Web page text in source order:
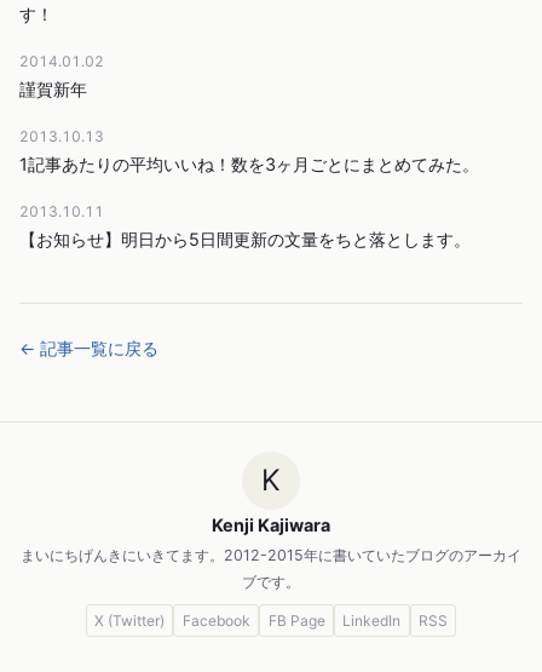
す！
2014.01.02
謹賀新年
2013.10.13
1記事あたりの平均いいね！数を3ヶ月ごとにまとめてみた。
2013.10.11
【お知らせ】明日から5日間更新の文量をちと落とします。
← 記事一覧に戻る
K
Kenji Kajiwara
まいにちげんきにいきてます。2012-2015年に書いていたブログのアーカイ
ブです。
X (Twitter) Facebook FB Page LinkedIn RSS